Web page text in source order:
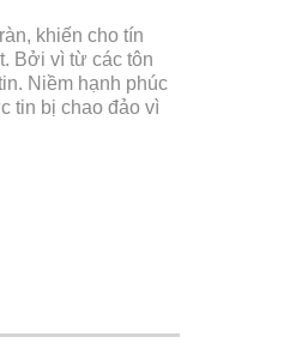
khiến cho tín
Bởi vì từ các tôn
Niềm hạnh phúc
tin bị chao đảo vì